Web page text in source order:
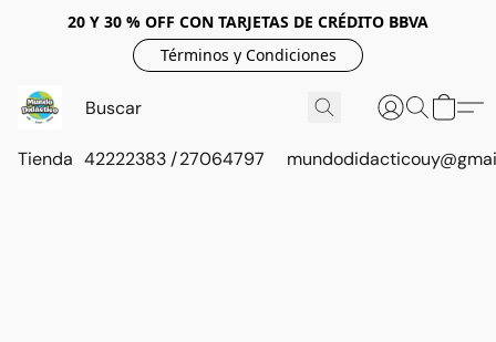
20 Y 30 % OFF CON TARJETAS DE CRÉDITO BBVA
Términos y Condiciones
Tienda 42222383 / 27064797